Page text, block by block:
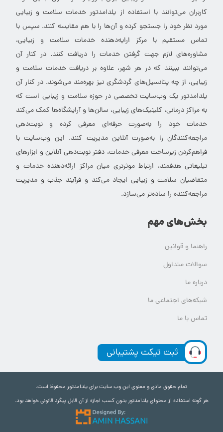
کاربران می‌توانند با استفاده از یلدامدتور خدمات سلامت و زیبایی
مورد نظر خود را جستجو کرده و آن‌ها را با هم مقایسه کنند. سپس با
تماس مستقیم با مرکز ارایه‌دهنده خدمات سلامت و زیبایی،
مشاوره‌های لازم جهت گرفتن خدمات را دریافت کنند. در کنار آن
می‌توانند ببینند که در هر شهر، علاوه بر دریافت خدمات سلامت و
زیبایی، از چه پتانسیل‌های گردشگری نیز بهره‌مند می‌شوند. در کنار آن
یلدامدتور یک وب‌سایت تخصصی در حوزه سلامت و زیبایی است که
به مراکز درمانی، کلینیک‌های زیبایی، سالن‌ها و آرایشگاه‌ها کمک می‌کند
خدمات خود را به‌صورت حرفه‌ای معرفی کرده و نوبت‌دهی
مراجعه‌کنندگان را به‌صورت آنلاین مدیریت کنند. این وب‌سایت با
فراهم‌کردن زیرساخت معرفی خدمات، دفتر نوبت‌دهی آنلاین و ابزارهای
تبلیغاتی هدفمند، ارتباط موثرتری میان مراکز ارائه‌دهنده خدمات و
متقاضیان سلامت و زیبایی ایجاد می‌کند و فرآیند جذب و مدیریت
مراجعه‌کننده را ساده‌تر می‌سازد.
بخش‌های مهم
راهنما و قوانین
سوالات متداول
درباره ما
شبکه‌های اجتماعی ما
تماس با ما
ثبت تیکت پشتیبانی
تمام حقوق مادی و معنوی این وب سایت برای یلدامدتور محفوظ است.
هر گونه استفاده از محتوای یلدامدتور بدون کسب اجازه از آن قابل پیگرد قانونی خواهد بود.